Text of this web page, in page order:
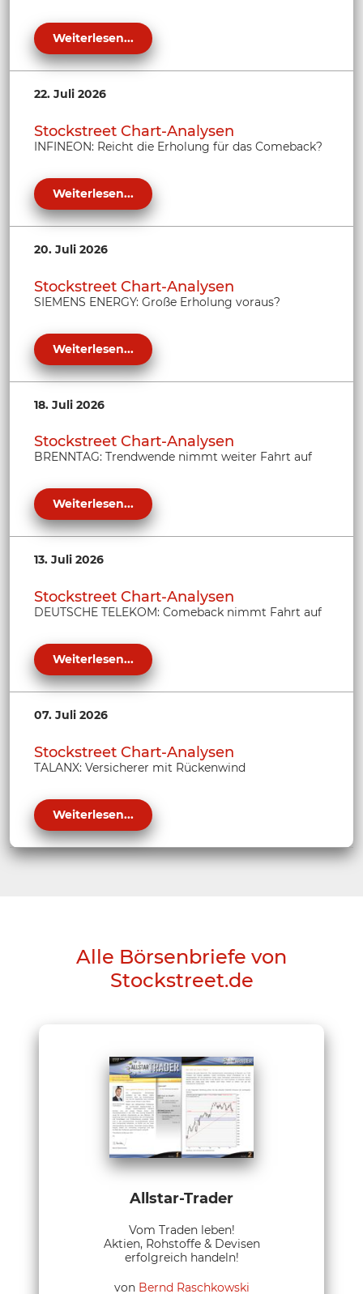
Weiterlesen...
22. Juli 2026
Stockstreet Chart-Analysen
INFINEON: Reicht die Erholung für das Comeback?
Weiterlesen...
20. Juli 2026
Stockstreet Chart-Analysen
SIEMENS ENERGY: Große Erholung voraus?
Weiterlesen...
18. Juli 2026
Stockstreet Chart-Analysen
BRENNTAG: Trendwende nimmt weiter Fahrt auf
Weiterlesen...
13. Juli 2026
Stockstreet Chart-Analysen
DEUTSCHE TELEKOM: Comeback nimmt Fahrt auf
Weiterlesen...
07. Juli 2026
Stockstreet Chart-Analysen
TALANX: Versicherer mit Rückenwind
Weiterlesen...
Alle Börsenbriefe von
Stockstreet.de
Allstar-Trader
Vom Traden leben!
Aktien, Rohstoffe & Devisen
erfolgreich handeln!
von Bernd Raschkowski